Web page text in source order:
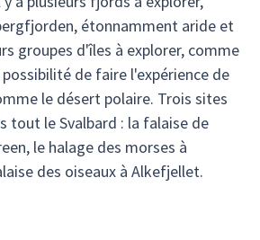
étonnamment aride et
groupes d'îles à explorer, comme
de faire l'expérience de
le désert polaire. Trois sites
tout le Svalbard : la falaise de
le halage des morses à
des oiseaux à Alkefjellet.